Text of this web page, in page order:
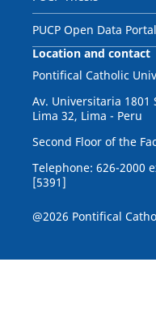
PUCP Open Data Portal
Location and contact
Pontifical Catholic
Av. Universitaria 1801
Lima 32, Lima - Peru
Second Floor of the
Telephone: 626-2000
[5391]
@2026 Pontifical